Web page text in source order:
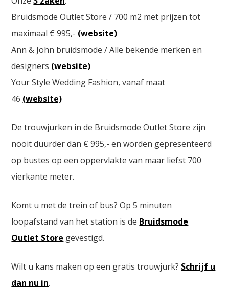
Bruidsmode Outlet Store / 700 m2 met prijzen tot
maximaal € 995,- (website)
Ann & John bruidsmode / Alle bekende merken en
designers (website)
Your Style Wedding Fashion, vanaf maat
46 (website)
De trouwjurken in de Bruidsmode Outlet Store zijn
nooit duurder dan € 995,- en worden gepresenteerd
op bustes op een oppervlakte van maar liefst 700
vierkante meter.
Komt u met de trein of bus? Op 5 minuten
loopafstand van het station is de Bruidsmode
Outlet Store gevestigd.
Wilt u kans maken op een gratis trouwjurk? Schrijf u
dan nu in.